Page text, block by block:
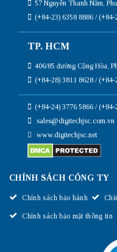
57 Nguyễn Thanh Năm,
(+84-23) 6358 8886 / (+84-
TP. HCM
406/85 đường Cộng Hòa,
(+84-28) 3811 8628 / (+84-
(+84-24) 3776 5866 / (+84-
sales@digitechjsc.com.vn
www.digitechjsc.net
CHÍNH SÁCH CÔNG TY
Chính sách bảo hành
Chính sách bảo mật thông tin